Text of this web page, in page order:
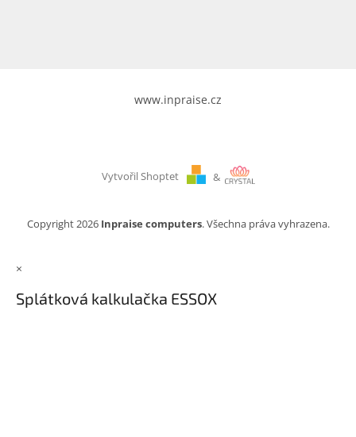
www.inpraise.cz
Vytvořil Shoptet &
Copyright 2026 Inpraise computers. Všechna práva vyhrazena.
×
Splátková kalkulačka ESSOX